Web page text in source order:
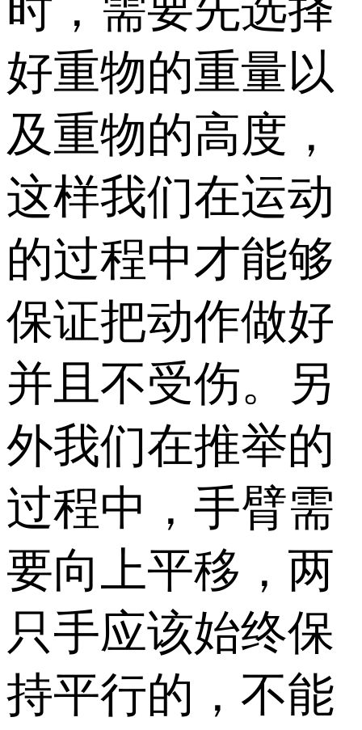
好重物的重量以
及重物的高度，
这样我们在运动
的过程中才能够
保证把动作做好
并且不受伤。另
外我们在推举的
过程中，手臂需
要向上平移，两
只手应该始终保
持平行的，不能